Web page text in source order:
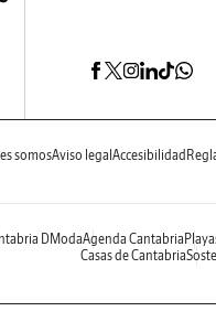
somosAviso legal Accesibilidad
DModaAgenda Cantabria
Casas de Cantabria